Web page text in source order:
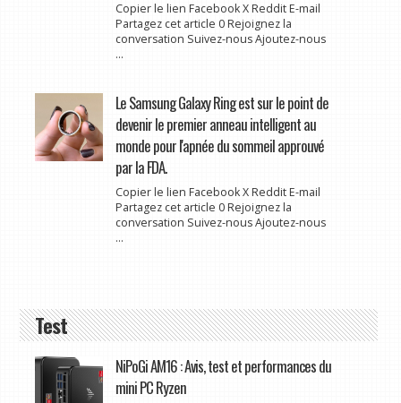
Copier le lien Facebook X Reddit E-mail
Partagez cet article 0 Rejoignez la
conversation Suivez-nous Ajoutez-nous
...
Le Samsung Galaxy Ring est sur le point de
devenir le premier anneau intelligent au
monde pour l'apnée du sommeil approuvé
par la FDA.
Copier le lien Facebook X Reddit E-mail
Partagez cet article 0 Rejoignez la
conversation Suivez-nous Ajoutez-nous
...
Test
NiPoGi AM16 : Avis, test et performances du
mini PC Ryzen